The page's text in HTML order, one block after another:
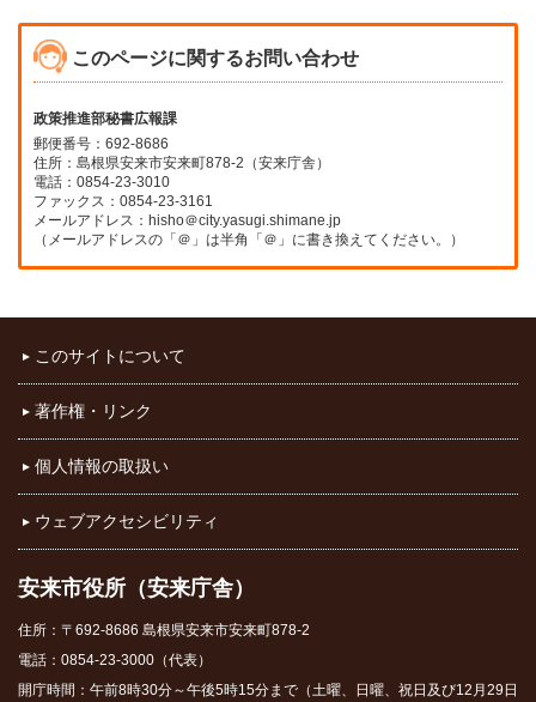
このページに関するお問い合わせ
政策推進部秘書広報課
郵便番号：692-8686
住所：島根県安来市安来町878-2（安来庁舎）
電話：0854-23-3010
ファックス：0854-23-3161
メールアドレス：hisho＠city.yasugi.shimane.jp
（メールアドレスの「＠」は半角「＠」に書き換えてください。）
このサイトについて
著作権・リンク
個人情報の取扱い
ウェブアクセシビリティ
安来市役所（安来庁舎）
住所：〒692-8686 島根県安来市安来町878-2
電話：0854-23-3000（代表）
開庁時間：午前8時30分～午後5時15分まで（土曜、日曜、祝日及び12月29日